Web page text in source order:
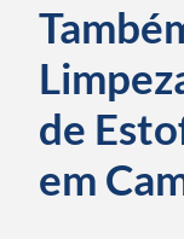
de
em